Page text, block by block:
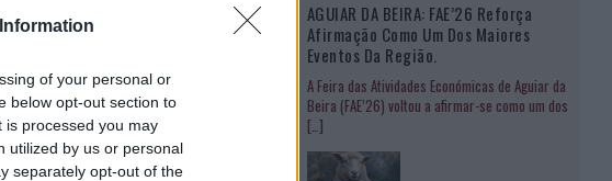
of your personal or
below opt-out section to
processed you may
utilized by us or personal
separately opt-out of the
AGUIAR DA BEIRA: FAE’26 Reforça
Afirmação Como Um Dos Maiores
Eventos Da Região.
A Feira das Atividades Económicas de Aguiar da
Beira (FAE’26) voltou a afirmar-se como um dos
[…]